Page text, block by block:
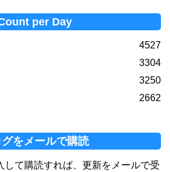
per Day
4527
3304
3250
2662
をメールで購読
して購読すれば、更新をメールで受